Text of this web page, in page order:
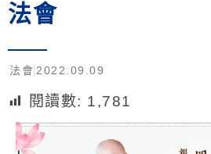
法會
法會 2022.09.09
閱讀數: 1,781